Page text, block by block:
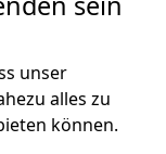
unser
alles zu
können.